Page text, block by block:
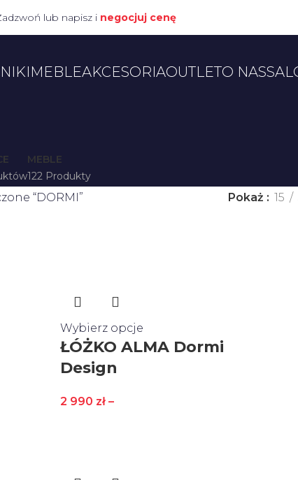
lub napisz i negocjuj cenę
MEBLEAKCESORIAOUTLETO NAS
MEBLE
122 Produkty
“DORMI” Pokaż 15
Wybierz opcje
ŁÓŻKO ALMA Dormi
Design
2 990 zł –